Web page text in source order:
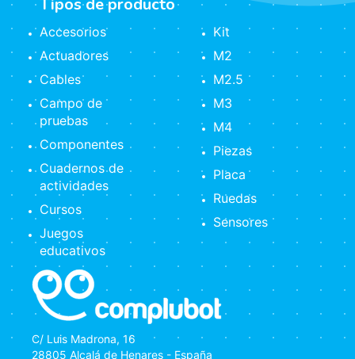
C/ Luis Madrona, 16
28805 Alcalá de Henares - España
Tipos de producto
Accesorios
Actuadores
Cables
Campo de
pruebas
Componentes
Cuadernos de
actividades
Cursos
Juegos
educativos
Kit
M2
M2.5
M3
M4
Piezas
Placa
Ruedas
Sensores